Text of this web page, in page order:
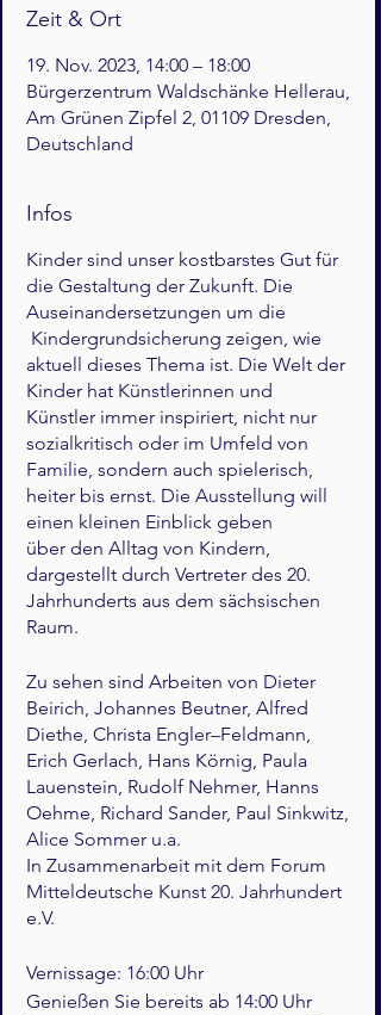
Zeit & Ort
19. Nov. 2023, 14:00 – 18:00
Bürgerzentrum Waldschänke Hellerau,
Am Grünen Zipfel 2, 01109 Dresden,
Deutschland
Infos
Kinder sind unser kostbarstes Gut für
die Gestaltung der Zukunft. Die
Auseinandersetzungen um die
Kindergrundsicherung zeigen, wie
aktuell dieses Thema ist. Die Welt der
Kinder hat Künstlerinnen und
Künstler immer inspiriert, nicht nur
sozialkritisch oder im Umfeld von
Familie, sondern auch spielerisch,
heiter bis ernst. Die Ausstellung will
einen kleinen Einblick geben
über den Alltag von Kindern,
dargestellt durch Vertreter des 20.
Jahrhunderts aus dem sächsischen
Raum.
Zu sehen sind Arbeiten von Dieter
Beirich, Johannes Beutner, Alfred
Diethe, Christa Engler–Feldmann,
Erich Gerlach, Hans Körnig, Paula
Lauenstein, Rudolf Nehmer, Hanns
Oehme, Richard Sander, Paul Sinkwitz,
Alice Sommer u.a.
In Zusammenarbeit mit dem Forum
Mitteldeutsche Kunst 20. Jahrhundert
e.V.
Vernissage: 16:00 Uhr
Genießen Sie bereits ab 14:00 Uhr